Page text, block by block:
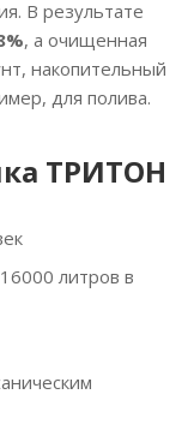
В результате
, а очищенная
накопительный
для полива.
ТРИТОН
литров в